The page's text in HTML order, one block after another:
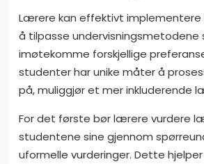
Lærere kan effektivt
å tilpasse undervisningsmetodene
imøtekomme forskjellige
studenter har unike måter å
på, muliggjør et mer inkluderende
For det første bør lærere vurdere
studentene sine gjennom
uformelle vurderinger. Dette